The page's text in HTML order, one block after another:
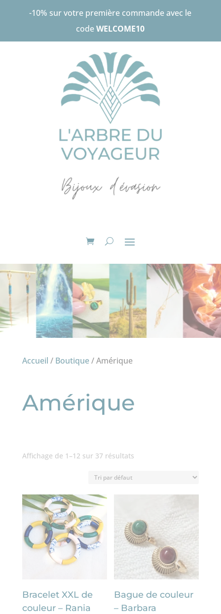
-10% sur votre première commande avec le
codeWELCOME10
Accueil / Boutique/ Amérique
Amérique
Affichage de 1–12 sur 37 résultats
Bracelet XXL de
couleur – Rania
Bague de couleur
– Barbara